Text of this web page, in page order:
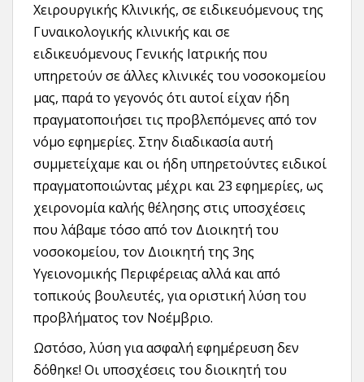
Χειρουργικής Κλινικής, σε ειδικευόμενους της
Γυναικολογικής κλινικής και σε
ειδικευόμενους Γενικής Ιατρικής που
υπηρετούν σε άλλες κλινικές του νοσοκομείου
μας, παρά το γεγονός ότι αυτοί είχαν ήδη
πραγματοποιήσει τις προβλεπόμενες από τον
νόμο εφημερίες. Στην διαδικασία αυτή
συμμετείχαμε και οι ήδη υπηρετούντες ειδικοί
πραγματοποιώντας μέχρι και 23 εφημερίες, ως
χειρονομία καλής θέλησης στις υποσχέσεις
που λάβαμε τόσο από τον Διοικητή του
νοσοκομείου, τον Διοικητή της 3ης
Υγειονομικής Περιφέρειας αλλά και από
τοπικούς βουλευτές, για οριστική λύση του
προβλήματος τον Νοέμβριο.
Ωστόσο, λύση για ασφαλή εφημέρευση δεν
δόθηκε! Οι υποσχέσεις του διοικητή του